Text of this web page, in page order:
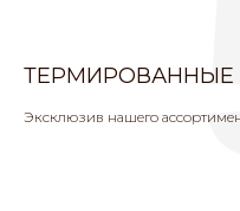
ТЕРМИРОВАННЫЕ
Эксклюзив нашего